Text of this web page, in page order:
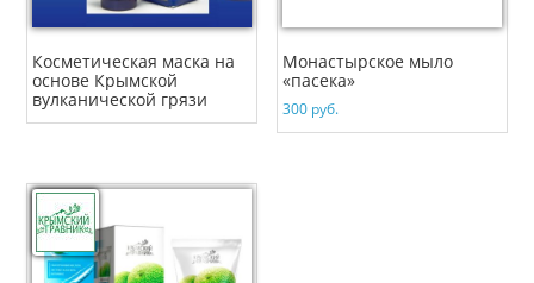
Косметическая маска на
основе Крымской
вулканической грязи
Монастырское мыло
«пасека»
300 руб.